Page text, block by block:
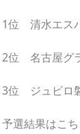
1位 清水エス
2位 名古屋グ
3位 ジュビロ
予選結果はこ